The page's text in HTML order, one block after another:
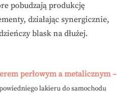
pobudzają produkcję
działając synergicznie,
blask na dłużej.
perłowym a metalicznym –
lakieru do samochodu